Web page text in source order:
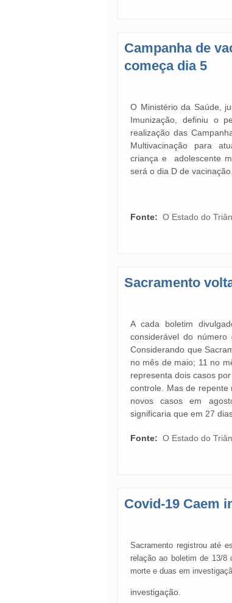
Campanha de
começa dia 5
O Ministério da Saúde,
Imunização, definiu o
realização das
Multivacinação para
criança e adolescente
será o dia D de vacinação.
Fonte: O Estado do
Sacramento
A cada boletim
considerável do número
Considerando que
no mês de maio; 11 no
representa dois casos
controle. Mas de
novos casos em
significaria que em 27
Fonte: O Estado do
Covid-19 Caem
Sacramento registrou até
relação ao boletim de 13/8
morte e duas em
investigação.